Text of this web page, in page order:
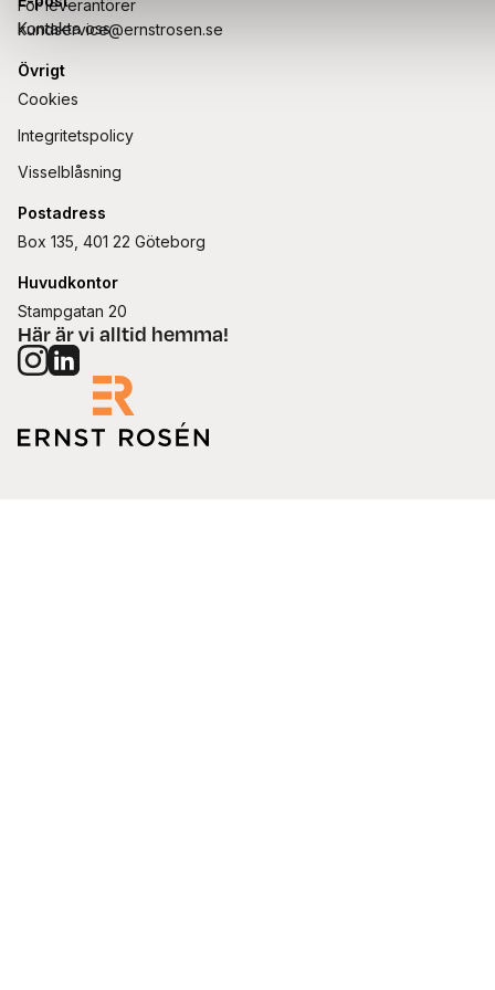
För leverantörer
Kontakta oss
Här är vi alltid hemma!
kundservice@ernstrosen.se
Övrigt
Cookies
Integritetspolicy
Visselblåsning
Postadress
Box 135, 401 22 Göteborg
Huvudkontor
Stampgatan 20